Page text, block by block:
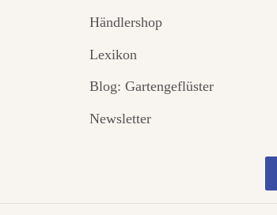
Händlershop
Lexikon
Blog: Gartengeflüster
Newsletter